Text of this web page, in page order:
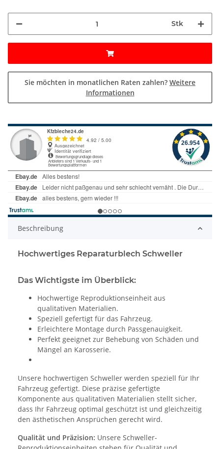
Stk
Sie möchten in monatlichen Raten zahlen? Weitere
Informationen
Beschreibung
Hochwertiges Reparaturblech Schweller
Das Wichtigste im Überblick:
Hochwertige Reproduktionseinheit aus
qualitativen Materialien.
Speziell gefertigt für das Fahrzeug.
Erleichtere Montage durch Passgenauigkeit.
Perfekt geeignet zur Behebung von Schäden und
Mängel an Karosserie.
Unsere hochwertigen Schweller werden speziell für Ihr
Fahrzeug gefertigt. Diese präzise gefertigte
Komponente aus qualitativen Materialien stellt sicher,
dass Ihr Fahrzeug optimal geschützt ist und gleichzeitig
den ästhetischen Ansprüchen gerecht wird.
Qualität und Präzision: Unsere Schweller-